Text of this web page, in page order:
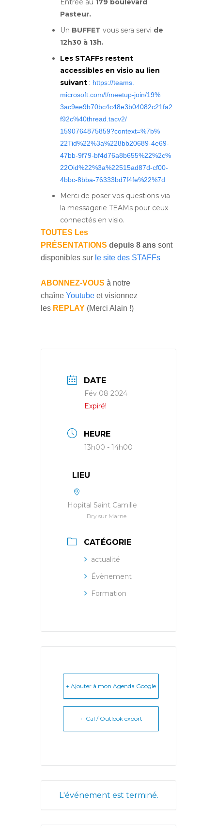
Entrée au 179 boulevard
Pasteur.
Un BUFFET vous sera servi de
12h30 à 13h.
Les STAFFs restent
accessibles en visio au lien
suivant : https://teams.
microsoft.com/l/meetup-join/19%
3ac9ee9b70bc4c48e3b04082c21fa2
f92c%40thread.tacv2/
1590764875859?context=%7b%
22Tid%22%3a%228bb20689-4e69-
47bb-9f79-bf4d76a8b655%22%2c%
22Oid%22%3a%22515ad87d-cf00-
4bbc-8bba-76333bd7f4fe%22%7d
Merci de poser vos questions via
la messagerie TEAMs pour ceux
connectés en visio.
TOUTES Les
PRÉSENTATIONS depuis 8 ans sont
disponibles sur le site des STAFFs
ABONNEZ-VOUS à notre
chaîne Youtube et visionnez
les REPLAY (Merci Alain !)
DATE
Fév 08 2024
Expiré!
HEURE
13h00 - 14h00
LIEU
Hopital Saint Camille
Bry sur Marne
CATÉGORIE
actualité
Évènement
Formation
+ Ajouter à mon Agenda Google
+ iCal / Outlook export
L'événement est terminé.